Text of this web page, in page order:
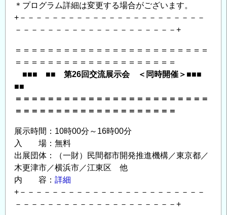
＊プログラム詳細は変更する場合がございます。
+－－－－－－－－－－－－－－－－－－－－－－－
－－－－－－－－－－－－－－－－－－－－+
＝＝＝＝＝＝＝＝＝＝＝＝＝＝＝＝＝＝＝＝＝＝＝＝
＝＝＝＝＝＝＝＝＝＝＝＝＝＝＝＝＝＝＝＝
■■■ ■■ 第26回交流展示会 ＜同時開催＞■■■
■■
＝＝＝＝＝＝＝＝＝＝＝＝＝＝＝＝＝＝＝＝＝＝＝＝
＝＝＝＝＝＝＝＝＝＝＝＝＝＝＝＝＝＝＝＝
展示時間：10時00分～16時00分
入 場：無料
出展団体：（一財）民間都市開発推進機構／東京都／
木更津市／横浜市／江東区 他
内 容： 詳細
+－－－－－－－－－－－－－－－－－－－－－－－
－－－－－－－－－－－－－－－－－－－－+